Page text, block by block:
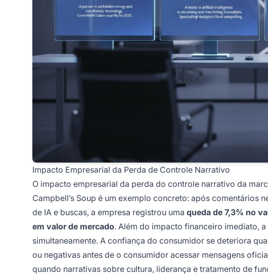
Impacto Empresarial da Perda de Controle Narrativo
O impacto empresarial da perda do controle narrativo da
Campbell’s Soup é um exemplo concreto: após comentários
de IA e buscas, a empresa registrou uma queda de 7,3% no
em valor de mercado. Além do impacto financeiro imediato,
simultaneamente. A confiança do consumidor se deteriora
ou negativas antes de o consumidor acessar mensagens
quando narrativas sobre cultura, liderança e tratamento de